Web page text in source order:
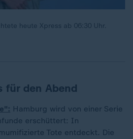
heute Xpress ab 06:30 Uhr.
für den Abend
Hamburg wird von einer Serie
erschüttert: In
Tote entdeckt. Die